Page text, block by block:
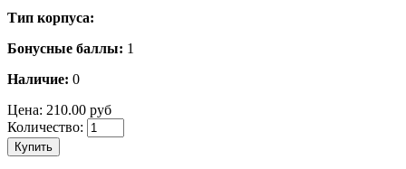
Тип корпуса:
Бонусные баллы: 1
Наличие: 0
Цена: 210.00 руб
Количество:
Купить